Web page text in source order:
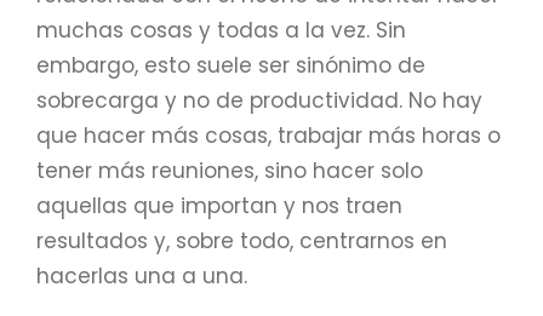
muchas cosas y todas a la vez. Sin
embargo, esto suele ser sinónimo de
sobrecarga y no de productividad. No hay
que hacer más cosas, trabajar más horas o
tener más reuniones, sino hacer solo
aquellas que importan y nos traen
resultados y, sobre todo, centrarnos en
hacerlas una a una.